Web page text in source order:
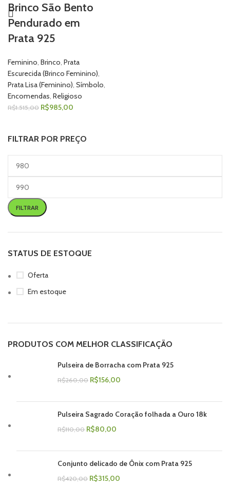
FILTRAR POR PREÇO
FILTRAR
STATUS DE ESTOQUE
Oferta
Em estoque
PRODUTOS COM MELHOR CLASSIFICAÇÃO
Pulseira de Borracha com Prata 925
R$260,00 R$156,00
Pulseira Sagrado Coração folhada a Ouro 18k
R$110,00 R$80,00
Conjunto delicado de Ônix com Prata 925
R$420,00 R$315,00
Brinco São Bento
Pendurado em
Prata 925
Feminino, Brinco, Prata
Escurecida (Brinco Feminino),
Prata Lisa (Feminino), Símbolo,
Encomendas, Religioso
R$1.515,00 R$985,00